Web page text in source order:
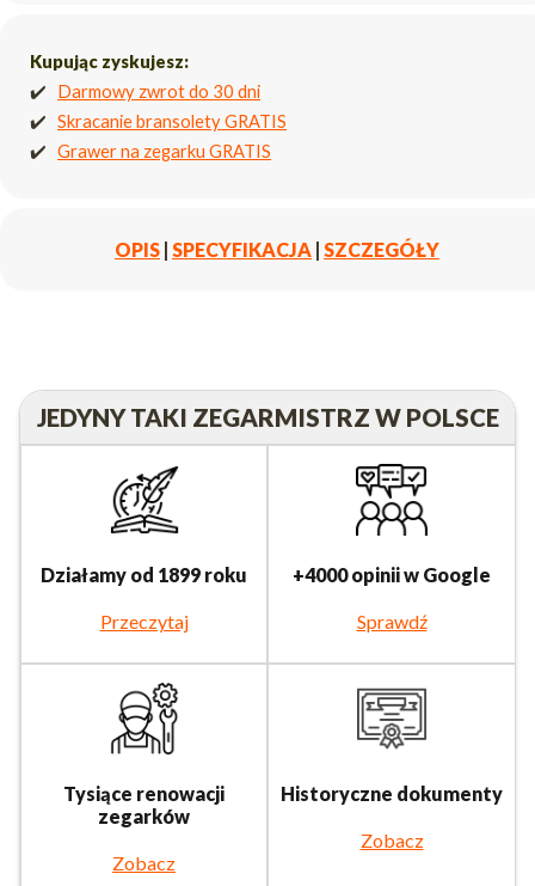
Kupując zyskujesz:
✔️ Darmowy zwrot do 30 dni
✔️ Skracanie bransolety GRATIS
✔️ Grawer na zegarku GRATIS
OPIS SPECYFIKACJA SZCZEGÓŁY
JEDYNY TAKI ZEGARMISTRZ W POLSCE
Działamy od 1899 roku
Przeczytaj
+4000 opinii w Google
Sprawdź
Tysiące renowacji
zegarków
Zobacz
Historyczne dokumenty
Zobacz